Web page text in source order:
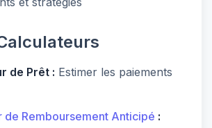
de Prêt : Estimer les paiements
de Remboursement Anticipé :